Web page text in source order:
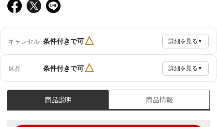
キャンセル 条件付きで可△ 詳細を見る ▼
返品 条件付きで可△ 詳細を見る ▼
商品説明 商品情報